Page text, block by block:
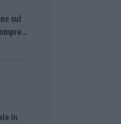
sul
in